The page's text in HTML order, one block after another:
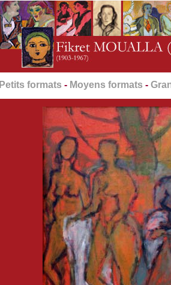
Petits formats - Moyens formats -